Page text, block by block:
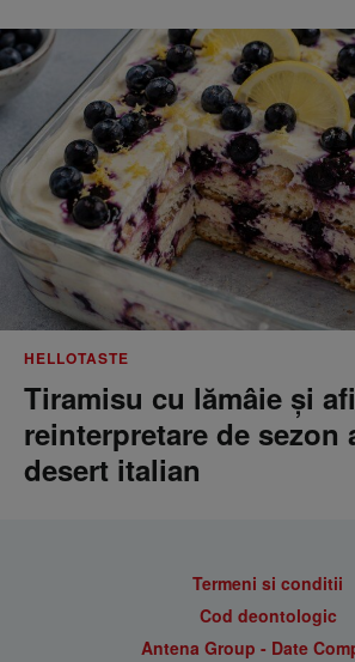
HELLOTASTE
Tiramisu cu lămâie și
reinterpretare de sezon
desert italian
Termeni si conditii
Cod deontologic
Antena Group - Date